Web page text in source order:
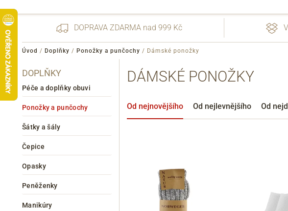
Zapomenuté heslo
Registrace
DOPRAVA ZDARMA nad 999 Kč
Úvod / Doplňky / Ponožky a punčochy / Dámské ponožky
DÁMSKÉ PONOŽKY
DOPLŇKY
Péče a doplňky obuvi
Ponožky a punčochy
Šátky a šály
Čepice
Opasky
Peněženky
Manikúry
Od nejnovějšího Od nejlevnějšího Od